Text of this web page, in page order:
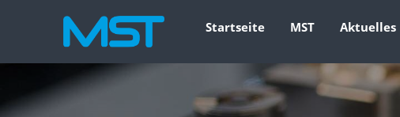
Startseite MST Aktuelles